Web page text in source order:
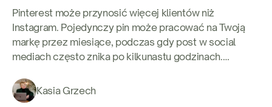
Pinterest może przynosić więcej klientów niż
Instagram. Pojedynczy pin może pracować na Twoją
markę przez miesiące, podczas gdy post w social
mediach często znika po kilkunastu godzinach.
ruchu na stronie, budowania widoczności i
pozyskiwania nowych klientów fotograficznych.
Kasia Grzech